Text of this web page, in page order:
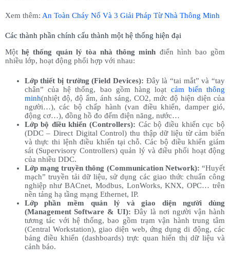
Xem thêm: An Toàn Cháy Nổ Và 3 Giải Pháp Từ Nhà Thông Minh
Các thành phần chính cấu thành một hệ thống hiện đại
Mộthệ thống quản lý tòa nhà thông minh điển hình bao gồm
nhiều lớp, hoạt động phối hợp với nhau:
Lớp thiết bị trường (Field Devices): Đây là “tai mắt” và “tay
chân” của hệ thống, bao gồm hàng loạt cảm biến thông
minh(nhiệt độ, độ ẩm, ánh sáng, CO2, mức độ hiện diện của
người…), các bộ chấp hành (van điều khiển, damper gió,
động cơ…), đồng hồ đo đếm điện năng, nước…
Lớp bộ điều khiển (Controllers): Các bộ điều khiển cục bộ
(DDC – Direct Digital Control) thu thập dữ liệu từ cảm biến
và thực thi lệnh điều khiển tại chỗ. Các bộ điều khiển giám
sát (Supervisory Controllers) quản lý và điều phối hoạt động
của nhiều DDC.
Lớp mạng truyền thông (Communication Network): “Huyết
mạch” truyền tải dữ liệu, sử dụng các giao thức chuẩn công
nghiệp như BACnet, Modbus, LonWorks, KNX, OPC… trên
nền tảng hạ tầng mạng Ethernet, IP.
Lớp phần mềm quản lý và giao diện người dùng
(Management Software & UI): Đây là nơi người vận hành
tương tác với hệ thống, bao gồm trạm vận hành trung tâm
(Central Workstation), giao diện web, ứng dụng di động, các
bảng điều khiển (dashboards) trực quan hiển thị dữ liệu và
cảnh báo.